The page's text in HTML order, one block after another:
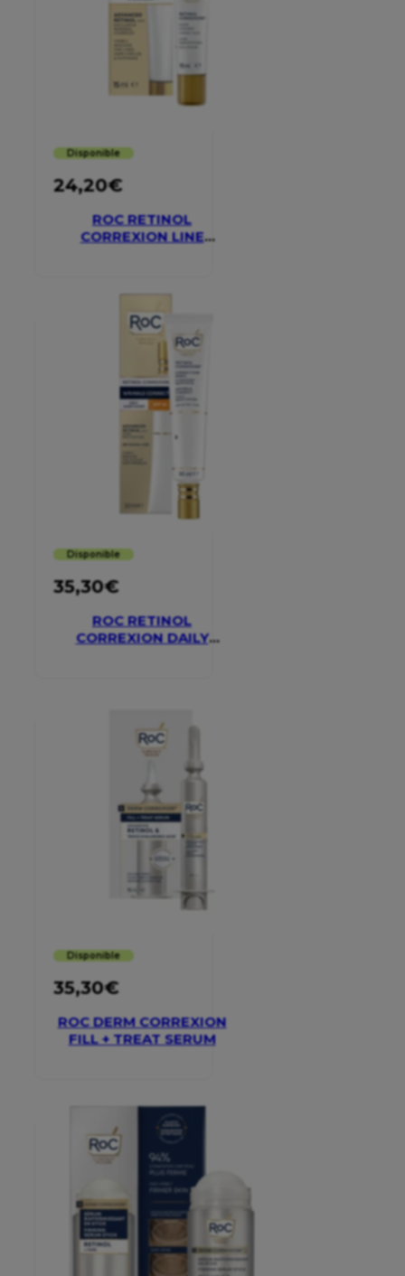
Disponible
24,20€
ROC RETINOL
CORREXION LINE
Disponible
35,30€
ROC RETINOL
CORREXION DAILY
Disponible
35,30€
ROC DERM CORREXION
FILL + TREAT SERUM